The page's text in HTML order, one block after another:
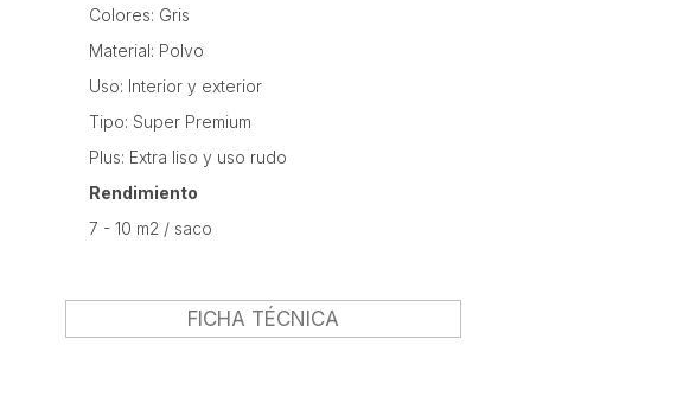
Colores: Gris
Material: Polvo
Uso: Interior y exterior
Tipo: Super Premium
Plus: Extra liso y uso rudo
Rendimiento
7 - 10 m2 / saco
FICHA TÉCNICA